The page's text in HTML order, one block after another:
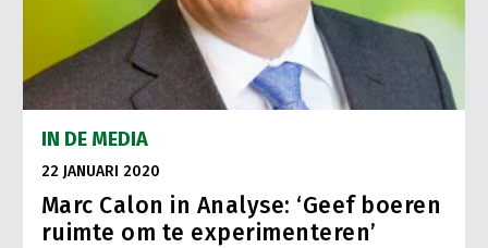
IN DE MEDIA
22 JANUARI 2020
Marc Calon in Analyse: ‘Geef boeren
ruimte om te experimenteren’